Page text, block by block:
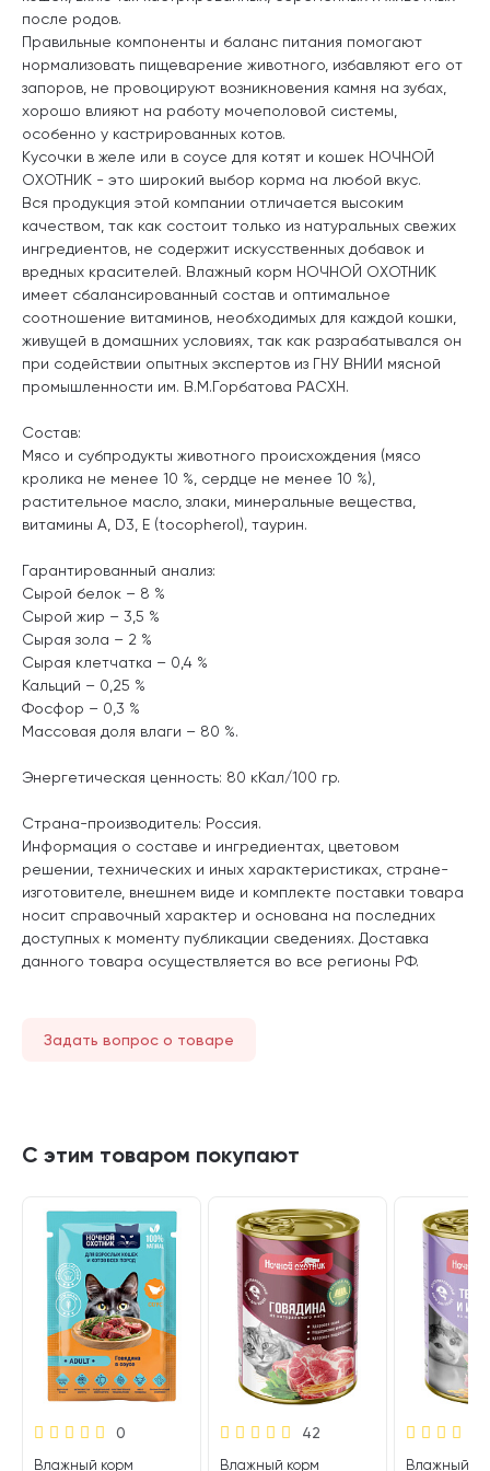
после родов.
Правильные компоненты и баланс питания помогают
нормализовать пищеварение животного, избавляют его от
запоров, не провоцируют возникновения камня на зубах,
хорошо влияют на работу мочеполовой системы,
особенно у кастрированных котов.
Кусочки в желе или в соусе для котят и кошек НОЧНОЙ
ОХОТНИК - это широкий выбор корма на любой вкус.
Вся продукция этой компании отличается высоким
качеством, так как состоит только из натуральных свежих
ингредиентов, не содержит искусственных добавок и
вредных красителей. Влажный корм НОЧНОЙ ОХОТНИК
имеет сбалансированный состав и оптимальное
соотношение витаминов, необходимых для каждой кошки,
живущей в домашних условиях, так как разрабатывался он
при содействии опытных экспертов из ГНУ ВНИИ мясной
промышленности им. В.М.Горбатова РАСХН.
Состав:
Мясо и субпродукты животного происхождения (мясо
кролика не менее 10 %, сердце не менее 10 %),
растительное масло, злаки, минеральные вещества,
витамины А, D3, E (tocopherol), таурин.
Гарантированный анализ:
Сырой белок – 8 %
Сырой жир – 3,5 %
Сырая зола – 2 %
Сырая клетчатка – 0,4 %
Кальций – 0,25 %
Фосфор – 0,3 %
Массовая доля влаги – 80 %.
Энергетическая ценность: 80 кКал/100 гр.
Страна-производитель: Россия.
Информация о составе и ингредиентах, цветовом
решении, технических и иных характеристиках, стране-
изготовителе, внешнем виде и комплекте поставки товара
носит справочный характер и основана на последних
доступных к моменту публикации сведениях. Доставка
данного товара осуществляется во все регионы РФ.
Задать вопрос о товаре
С этим товаром покупают
0
Влажный корм
42
Влажный корм
Влажный